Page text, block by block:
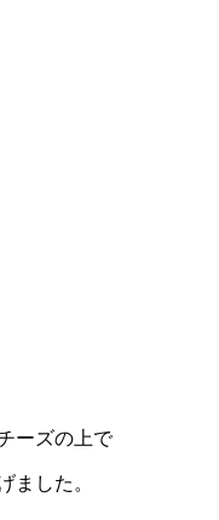
ーズの上で
ました。